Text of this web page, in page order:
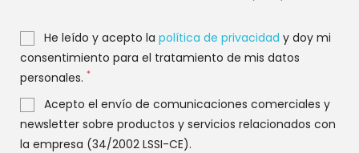
He leído y acepto la política de privacidad y doy mi
consentimiento para el tratamiento de mis datos
personales. *
Acepto el envío de comunicaciones comerciales y
newsletter sobre productos y servicios relacionados con
la empresa (34/2002 LSSI-CE).